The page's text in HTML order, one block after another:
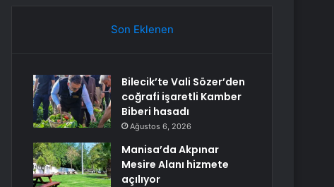
Son Eklenen
Bilecik’te Vali Sözer’den
coğrafi işaretli Kamber
Biberi hasadı
Ağustos 6, 2026
Manisa’da Akpınar
Mesire Alanı hizmete
açılıyor